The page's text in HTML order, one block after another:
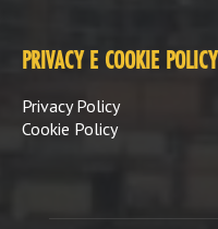
PRIVACY E COOKIE POLICY
Privacy Policy
Cookie Policy